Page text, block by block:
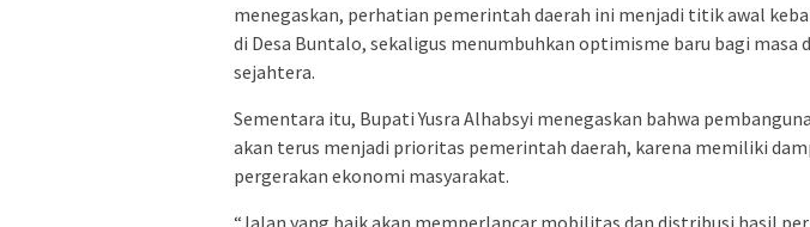
menegaskan, perhatian pemerintah daerah ini menjadi titik awal
di Desa Buntalo, sekaligus menumbuhkan optimisme baru bagi masa
sejahtera.
Sementara itu, BupatiYusra Alhabsyi menegaskan bahwa
akan terus menjadi prioritas pemerintah daerah, karena memiliki
pergerakan ekonomi masyarakat.